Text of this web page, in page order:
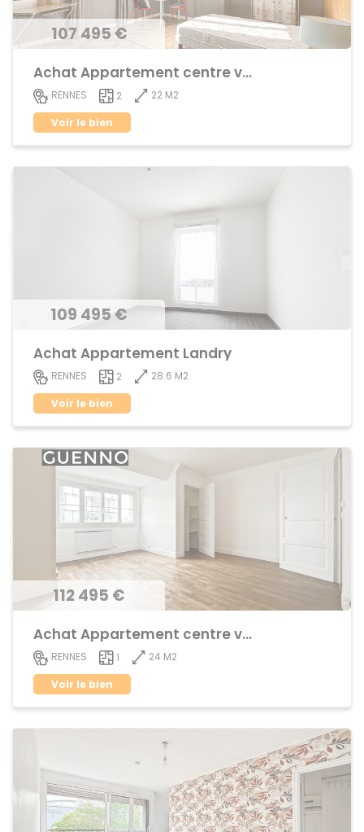
107 495 €
Achat Appartement centre ville
RENNES 2
22 M2
Voir le bien
109 495 €
Achat Appartement Landry
RENNES 2
28.6 M2
Voir le bien
112 495 €
Achat Appartement centre ville
RENNES 1
24 M2
Voir le bien